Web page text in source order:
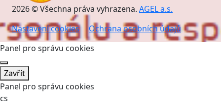
Nastavení cookies
Ochrana osobních údajů
Panel pro správu cookies
Panel pro správu cookies
cs
Nastavení všech služeb